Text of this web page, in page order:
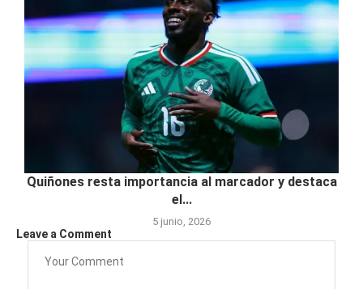
Quiñones resta importancia al marcador y destaca
el...
5 junio, 2026
Leave a Comment